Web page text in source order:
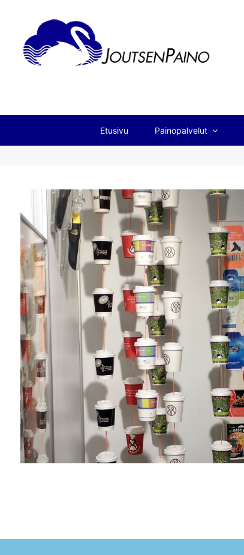
Etusivu Painopalvelut